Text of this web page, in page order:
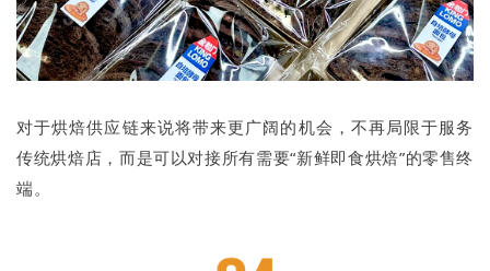
对于烘焙供应链来说将带来更广阔的机会，不再局限于服务
传统烘焙店，而是可以对接所有需要“新鲜即食烘焙”的零售终
端。